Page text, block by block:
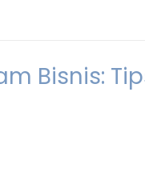
Bisnis: